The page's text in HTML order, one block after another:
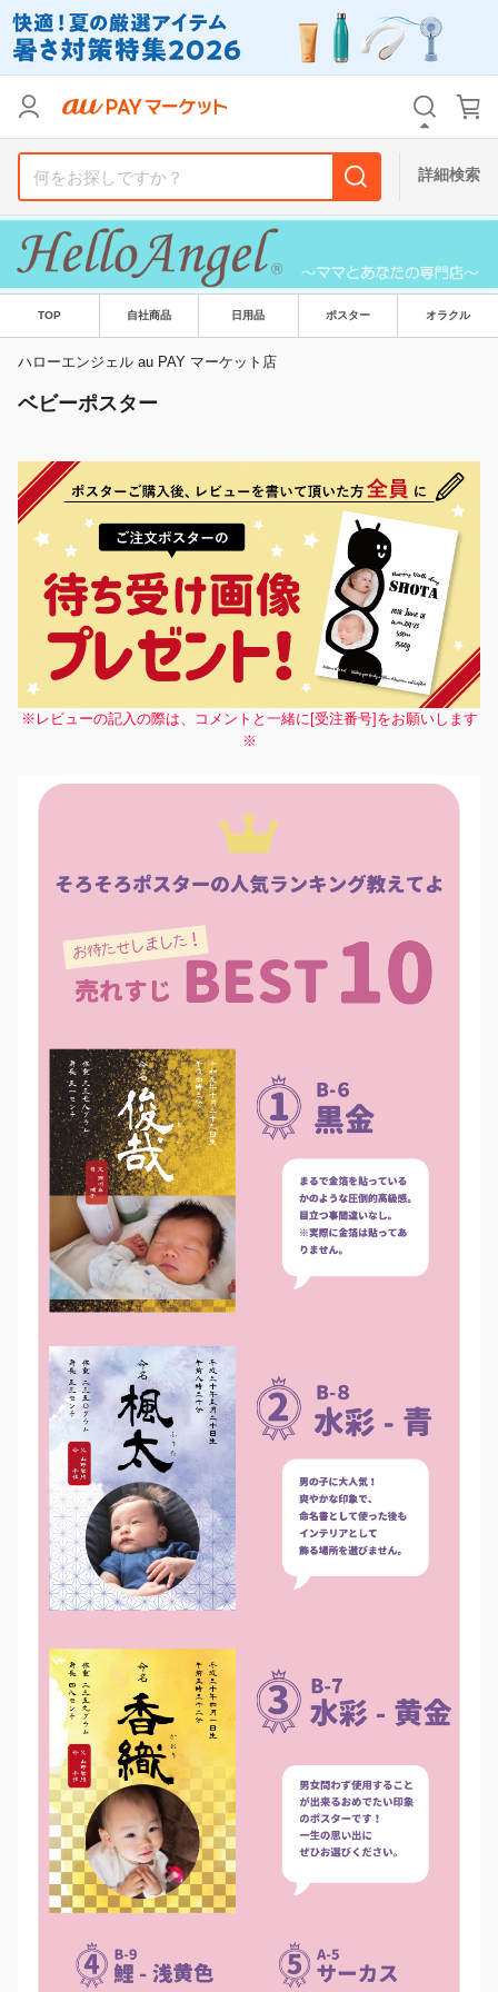
詳細検索
TOP 自社商品 日用品 ポスター オラクル
ハローエンジェル au PAY マーケット店
ベビーポスター
※レビューの記入の際は、コメントと一緒に[受注番号]をお願いします
※
支払い方法
その他の条件
送料無料 タイムセール
Pontaパス特典対象すべて
サンキュー配送対象
キーワード
除外ワード